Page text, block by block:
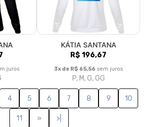
juros
KÁTIA SANTANA
R$ 196,67
3x de R$ 65,56 sem juros
P, M, G, GG
4 5 6 7 8 9 10
11 » >|